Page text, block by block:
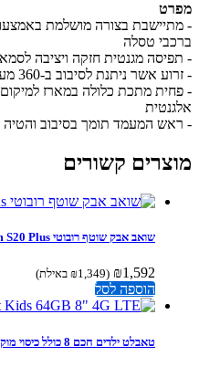
בצורה מושלמת באמצעות
טסלה
מגנטית חזקה ויציבה
ניתנת לסיבוב ב-360 מעלות לסיבוב בדיוק לכיוון הצפייה הרצוי
מתכת כלולה במארז למיקום בין
המעמד תומך בסיבוב והטיה
קשורים
שואב אבק שוטף רובוטי Xiaomi Robot Vacuum S20 Plus
₪1,592
(
₪1,349 באילת)
הוספה לסל
טאבלט ילדים חכם 8 כולל כיסוי מוקשח כחול SMART TAB סמארט טאב